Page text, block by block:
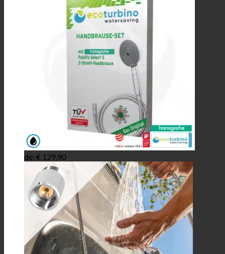
de: € 129,90